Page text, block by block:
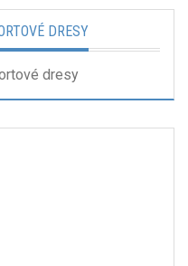
DRESY